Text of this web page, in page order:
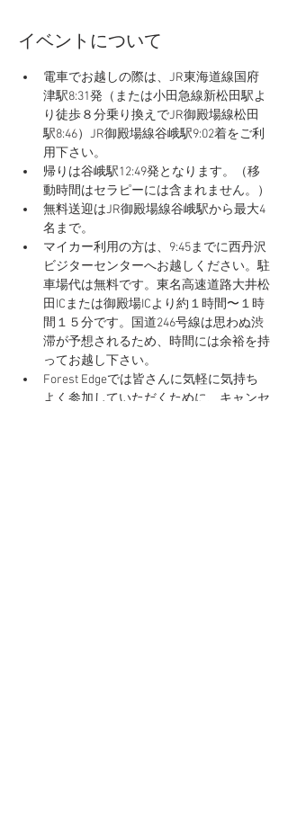
イベントについて
電車でお越しの際は、JR東海道線国府
津駅8:31発（または小田急線新松田駅よ
り徒歩８分乗り換えでJR御殿場線松田
駅8:46）JR御殿場線谷峨駅9:02着をご利
用下さい。
帰りは谷峨駅12:49発となります。（移
動時間はセラピーには含まれません。）
無料送迎はJR御殿場線谷峨駅から最大4
名まで。
マイカー利用の方は、9:45までに西丹沢
ビジターセンターへお越しください。駐
車場代は無料です。東名高速道路大井松
田ICまたは御殿場ICより約１時間〜１時
間１５分です。国道246号線は思わぬ渋
滞が予想されるため、時間には余裕を持
ってお越し下さい。
Forest Edgeでは皆さんに気軽に気持ち
よく参加していただくために、キャンセ